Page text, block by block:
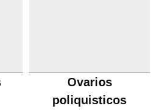
Ovarios
poliquisticos